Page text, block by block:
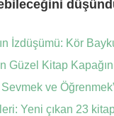
İzdüşümü: Kör
Güzel Kitap
Sevmek ve
Yeni çıkan 23